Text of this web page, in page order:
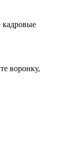
кадровые
воронку,